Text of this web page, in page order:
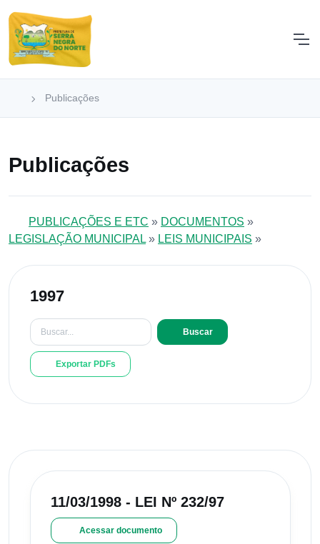
Publicações
Publicações
PUBLICAÇÕES E ETC » DOCUMENTOS »
LEGISLAÇÃO MUNICIPAL » LEIS MUNICIPAIS »
1997
Buscar
Exportar PDFs
11/03/1998 - LEI Nº 232/97
Acessar documento